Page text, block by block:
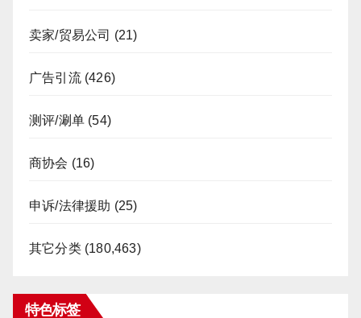
卖家/贸易公司 (21)
广告引流(426)
测评/涮单 (54)
商协会 (16)
申诉/法律援助 (25)
其它分类(180,463)
特色标签